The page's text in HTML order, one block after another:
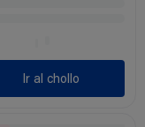
Ir al chollo